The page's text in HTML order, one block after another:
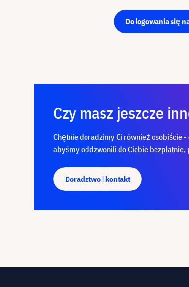
Do logowania się
Czy masz jeszcze
Chętnie doradzimy Ci również osobiście
abyśmy oddzwonili do Ciebie
Doradztwo i kontakt